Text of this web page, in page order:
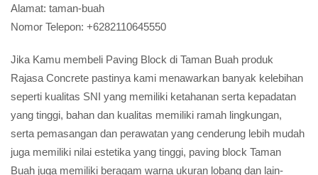
Alamat: taman-buah
Nomor Telepon: +6282110645550
Jika Kamu membeli Paving Block di Taman Buah produk
Rajasa Concrete pastinya kami menawarkan banyak kelebihan
seperti kualitas SNI yang memiliki ketahanan serta kepadatan
yang tinggi, bahan dan kualitas memiliki ramah lingkungan,
serta pemasangan dan perawatan yang cenderung lebih mudah
juga memiliki nilai estetika yang tinggi, paving block Taman
Buah juga memiliki beragam warna ukuran lobang dan lain-